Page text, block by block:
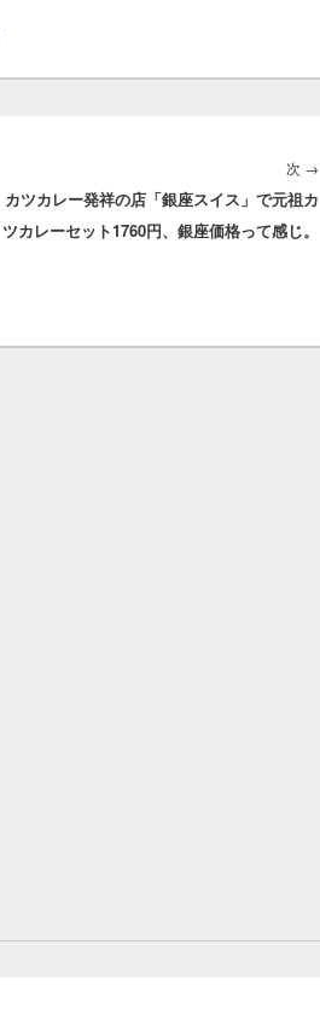
次 →
カツカレー発祥の店「銀座スイス」で元祖カ
ツカレーセット1760円、銀座価格って感じ。